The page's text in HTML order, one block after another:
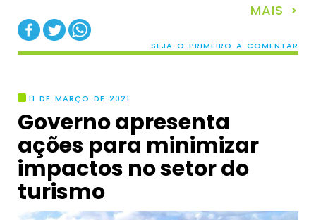
MAIS >
SEJA O PRIMEIRO A COMENTAR
11 DE MARÇO DE 2021
Governo apresenta
ações para minimizar
impactos no setor do
turismo